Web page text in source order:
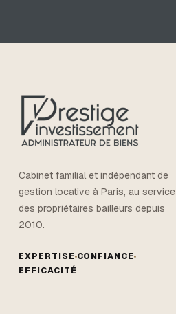
Cabinet familial et indépendant de
gestion locative à Paris, au service
des propriétaires bailleurs depuis
2010.
EXPERTISE CONFIANCE
EFFICACITÉ